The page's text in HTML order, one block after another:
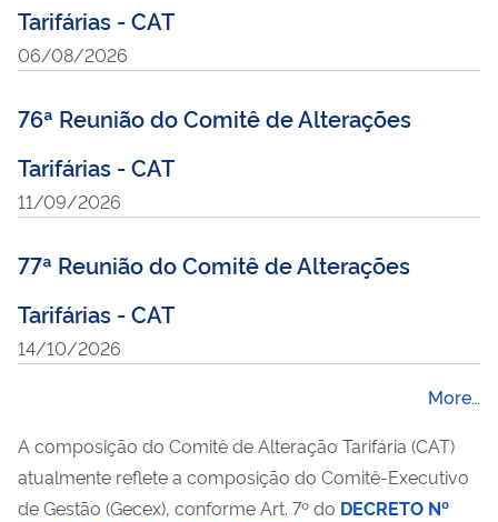
Tarifárias - CAT
06/08/2026
76ª Reunião do Comitê de Alterações
Tarifárias - CAT
11/09/2026
77ª Reunião do Comitê de Alterações
Tarifárias - CAT
14/10/2026
More…
A composição do Comitê de Alteração Tarifária (CAT)
atualmente reflete a composição do Comitê-Executivo
de Gestão (Gecex), conforme Art. 7º do DECRETO Nº